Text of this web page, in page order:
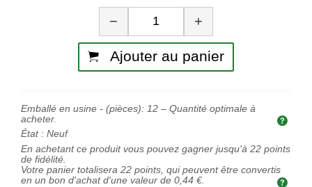
Quantité
− +
Ajouter au panier
Emballé en usine - (pièces): 12 – Quantité optimale à
acheter.
État : Neuf
En achetant ce produit vous pouvez gagner jusqu'à 22 points
de fidélité.
Votre panier totalisera 22 points, qui peuvent être convertis
en un bon d'achat d'une valeur de 0,44 €.